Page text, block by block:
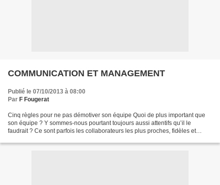
COMMUNICATION ET MANAGEMENT
Publié le 07/10/2013 à 08:00
Par F Fougerat
Cinq règles pour ne pas démotiver son équipe Quoi de plus important que
son équipe ? Y sommes-nous pourtant toujours aussi attentifs qu’il le
faudrait ? Ce sont parfois les collaborateurs les plus proches, fidèles et